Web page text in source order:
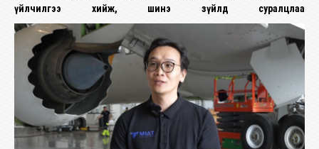
үйлчилгээ хийж, шинэ зүйлд суралцлаа